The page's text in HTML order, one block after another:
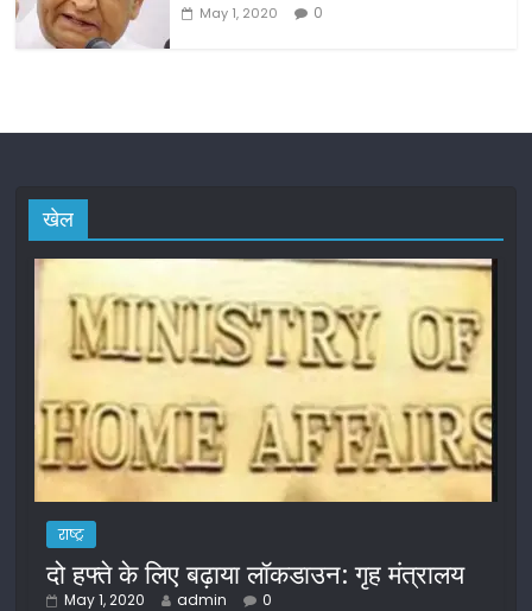
May 1, 2020 0
खेल
राष्ट्र
दो हफ्ते के लिए बढ़ाया लॉकडाउन: गृह मंत्रालय
May 1, 2020 admin 0